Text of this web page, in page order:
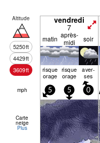
Altitude
5250ft
4429ft
3609ft
vendredi
7
matin après-
midi
soir
risque
orage
risque
orage
aver­
ses
mph 5 5 0
Carte
neige
Plus